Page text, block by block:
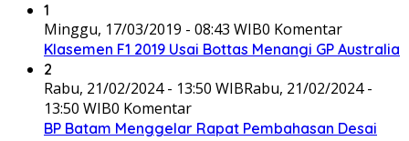
1
Minggu, 17/03/2019 - 08:43 WIB0 Komentar
Klasemen F1 2019 Usai Bottas Menangi GP Australia
2
Rabu, 21/02/2024 - 13:50 WIBRabu, 21/02/2024 -
13:50 WIB0 Komentar
BP Batam Menggelar Rapat Pembahasan Desai